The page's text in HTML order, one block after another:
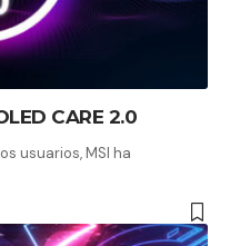
CARE 2.0
usuarios, MSI ha